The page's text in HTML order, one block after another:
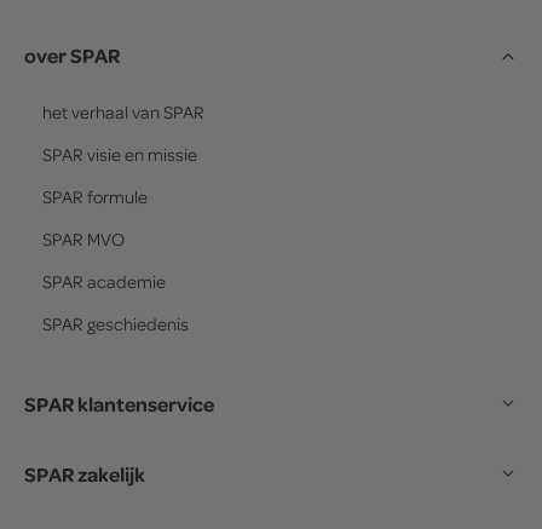
over SPAR
het verhaal van SPAR
SPAR visie en missie
SPAR formule
SPAR MVO
SPAR academie
SPAR geschiedenis
SPAR klantenservice
SPAR zakelijk